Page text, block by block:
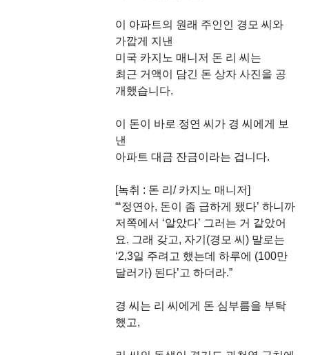
이 아파트의 원래 주인인 경모 씨와
가깝게 지낸
미국 카지노 매니저 돈 리 씨는
최근 거액이 담긴 돈 상자 사진을 공
개했습니다.
이 돈이 바로 정연 씨가 경 씨에게 보
낸
아파트 대금 잔금이라는 겁니다.
[녹취 : 돈 리/ 카지노 매니저]
“‘정연아, 돈이 좀 급하게 됐다’ 하니까
저쪽에서 ‘알았다’ 그러는 거 같았어
요. 그래 갖고, 자기(경모 씨) 말로는
‘2,3일 주려고 했는데 하루에 (100만
달러가) 된다’고 하더라.”
경 씨는 리 씨에게 돈 심부름을 부탁
했고,